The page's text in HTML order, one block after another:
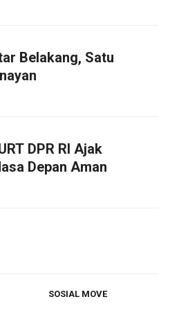
Belakang, Satu
DPR RI Ajak
Depan Aman
SOSIAL MOVE